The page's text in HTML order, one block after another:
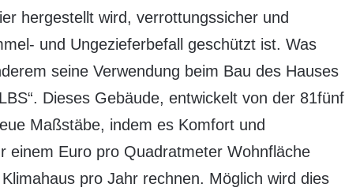
hergestellt wird, verrottungssicher und
und Ungezieferbefall geschützt ist. Was
seine Verwendung beim Bau des Hauses
Dieses Gebäude, entwickelt von der 81fünf
Maßstäbe, indem es Komfort und
einem Euro pro Quadratmeter Wohnfläche
pro Jahr rechnen. Möglich wird dies